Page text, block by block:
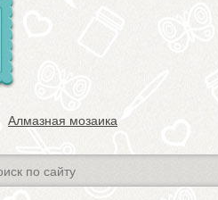
Алмазная мозаика